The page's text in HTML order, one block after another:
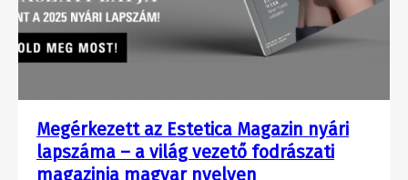
Megérkezett az Estetica Magazin nyári
lapszáma – a világ vezető fodrászati
magazinja magyar nyelven